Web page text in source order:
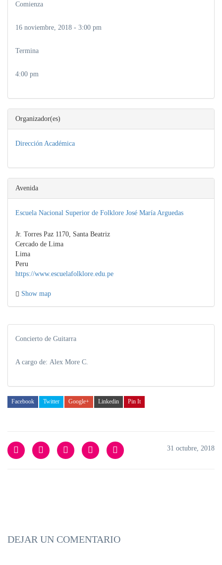
Comienza
16 noviembre, 2018 - 3:00 pm
Termina
4:00 pm
Organizador(es)
Dirección Académica
Avenida
Escuela Nacional Superior de Folklore José María Arguedas
Jr. Torres Paz 1170, Santa Beatriz
Cercado de Lima
Lima
Peru
https://www.escuelafolklore.edu.pe
Show map
Concierto de Guitarra
A cargo de: Alex More C.
Facebook Twitter Google+ Linkedin Pin It
31 octubre, 2018
DEJAR UN COMENTARIO